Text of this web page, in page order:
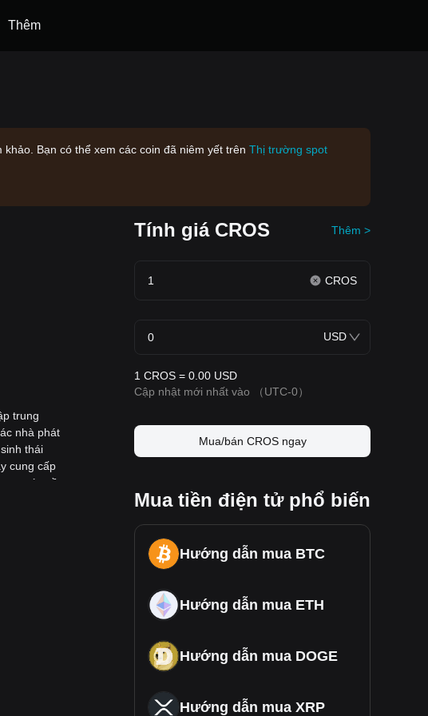
Thêm
Bạn có thể xem các coin đã niêm yết trên Thị trường spot
trung
nhà phát
thái
cung cấp
các nền
quảng
như
cung cấp
nền tảng
để tiếp
Tính giá CROS Thêm >
CROS
USD
1 CROS = 0.00 USD
Cập nhật mới nhất vào
（UTC-0）
Mua/bán CROS ngay
Mua tiền điện tử phổ biến
Hướng dẫn mua BTC
Hướng dẫn mua ETH
Hướng dẫn mua DOGE
Hướng dẫn mua XRP